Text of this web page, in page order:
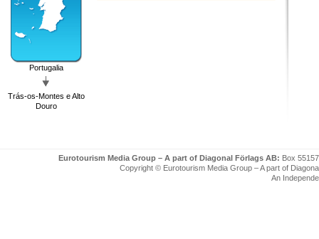
Portugalia
Trás-os-Montes e Alto
Douro
Eurotourism Media Group – A part of Diagonal Förlags AB: Box
Copyright © Eurotourism Media Group – A part of
An